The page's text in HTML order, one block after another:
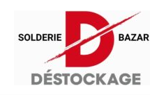
contenu